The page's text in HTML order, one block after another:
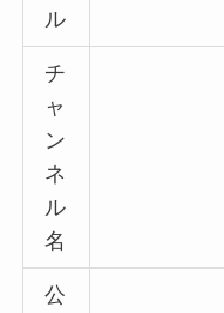
ル
チ
ャ
ン
ネ
ル
名
公